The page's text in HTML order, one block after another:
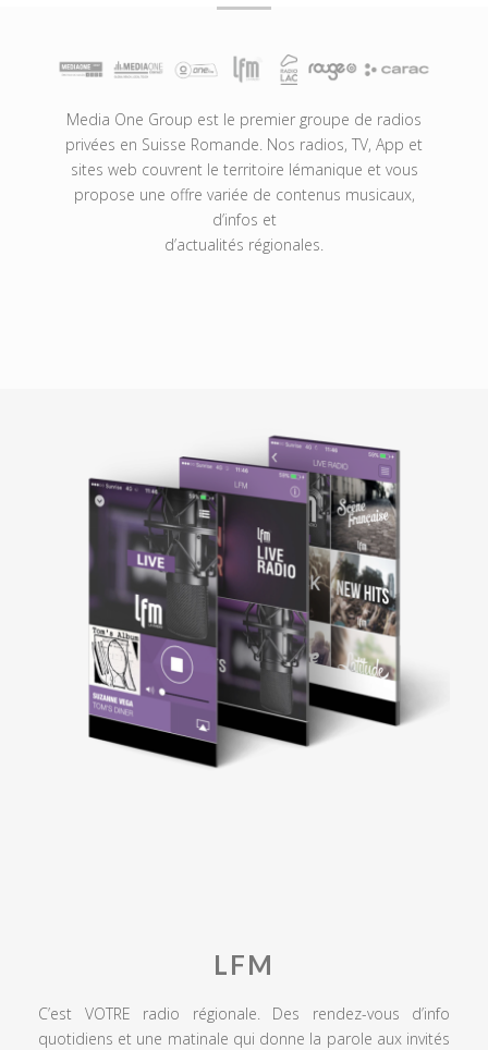
Media One Group est le premier groupe de radios
privées en Suisse Romande. Nos radios, TV, App et
sites web couvrent le territoire lémanique et vous
propose une offre variée de contenus musicaux,
d’infos et
d’actualités régionales.
LFM
C’est VOTRE radio régionale. Des rendez-vous d’info
quotidiens et une matinale qui donne la parole aux invités